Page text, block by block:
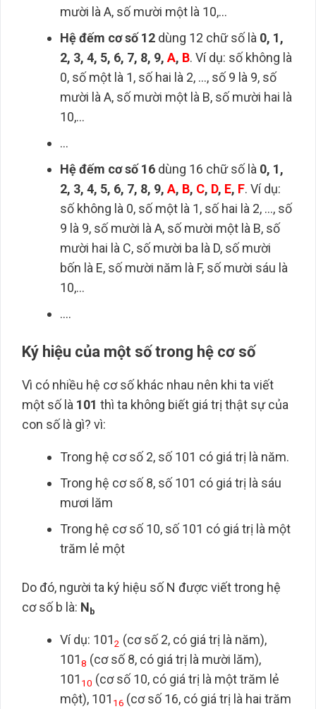
mười là A, số mười một là 10,…
Hệ đếm cơ số 12 dùng 12 chữ số là 0, 1,
2, 3, 4, 5, 6, 7, 8, 9, A, B. Ví dụ: số không là
0, số một là 1, số hai là 2, …, số 9 là 9, số
mười là A, số mười một là B, số mười hai là
10,…
…
Hệ đếm cơ số 16 dùng 16 chữ số là 0, 1,
2, 3, 4, 5, 6, 7, 8, 9, A, B, C, D, E, F. Ví dụ:
số không là 0, số một là 1, số hai là 2, …, số
9 là 9, số mười là A, số mười một là B, số
mười hai là C, số mười ba là D, số mười
bốn là E, số mười năm là F, số mười sáu là
10,…
….
Ký hiệu của một số trong hệ cơ số
Vì có nhiều hệ cơ số khác nhau nên khi ta viết
một số là 101 thì ta không biết giá trị thật sự của
con số là gì? vì:
Trong hệ cơ số 2, số 101 có giá trị là năm.
Trong hệ cơ số 8, số 101 có giá trị là sáu
mươi lăm
Trong hệ cơ số 10, số 101 có giá trị là một
trăm lẻ một
Do đó, người ta ký hiệu số N được viết trong hệ
cơ số b là: Nb
Ví dụ: 1012 (cơ số 2, có giá trị là năm),
1018 (cơ số 8, có giá trị là mười lăm),
101 10 (cơ số 10, có giá trị là một trăm lẻ
một), 101 16 (cơ số 16, có giá trị là hai trăm